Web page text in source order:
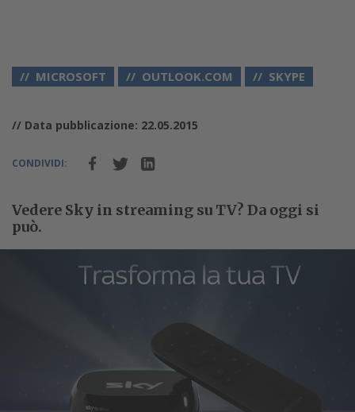
MICROSOFT OUTLOOK.COM SKYPE
// Data pubblicazione: 22.05.2015
CONDIVIDI:
Vedere Sky in streaming su TV? Da oggi si
può.